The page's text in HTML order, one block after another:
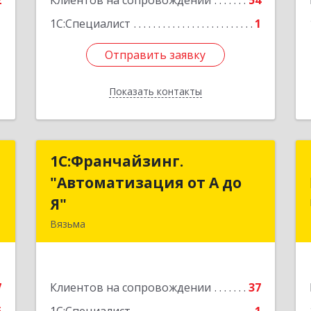
1С:Специалист
1
Отправить заявку
Показать контакты
Отправить заявку
Назад
1С:Франчайзинг.
"Автоматизация от А до
Я"
Вязьма
Клиентов на сопровождении
37
1С:Франчайзинг.
"Автоматизация от А до
Подробнее